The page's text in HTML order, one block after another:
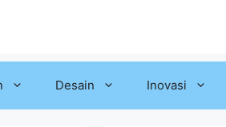
Desain Inovasi